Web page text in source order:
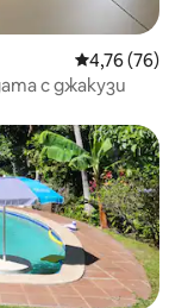
Средна
4,76 (76)
с джакузи